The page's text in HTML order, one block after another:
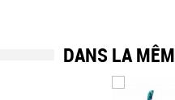
DANS LA